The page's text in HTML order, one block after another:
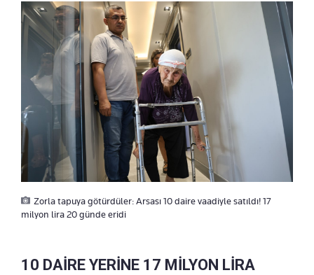
Zorla tapuya götürdüler: Arsası 10 daire vaadiyle satıldı! 17
milyon lira 20 günde eridi
10 DAİRE YERİNE 17 MİLYON LİRA